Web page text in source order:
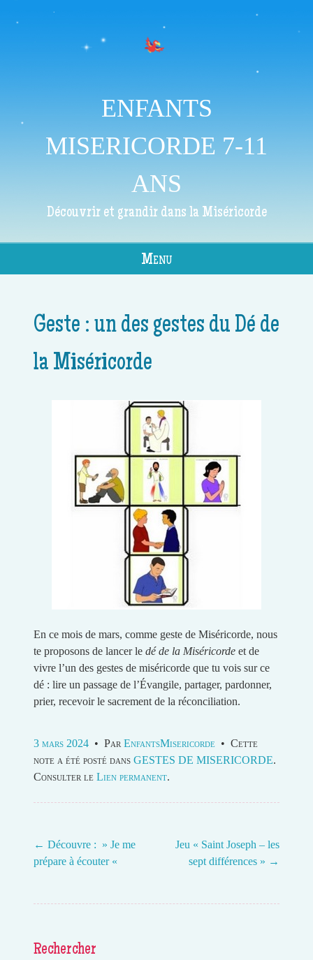
ENFANTS
MISERICORDE 7-11
ANS
Découvrir et grandir dans la Miséricorde
Menu
Geste : un des gestes du Dé de
la Miséricorde
En ce mois de mars, comme geste de Miséricorde, nous
te proposons de lancer le dé de la Miséricorde et de
vivre l’un des gestes de miséricorde que tu vois sur ce
dé : lire un passage de l’Évangile, partager, pardonner,
prier, recevoir le sacrement de la réconciliation.
3 mars 2024 • Par EnfantsMisericorde • Cette
note a été posté dans GESTES DE MISERICORDE.
Consulter le Lien permanent.
Post navigation
← Découvre : » Je me
prépare à écouter «
Jeu « Saint Joseph – les
sept différences » →
Rechercher